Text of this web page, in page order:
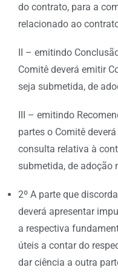
do contrato, para a
relacionado ao
II – emitindo
Comitê deverá emitir
seja submetida, de
III – emitindo
partes o Comitê
consulta relativa à
submetida, de adoção
2º A parte que
deverá apresentar
a respectiva
úteis a contar do
dar ciência a outra